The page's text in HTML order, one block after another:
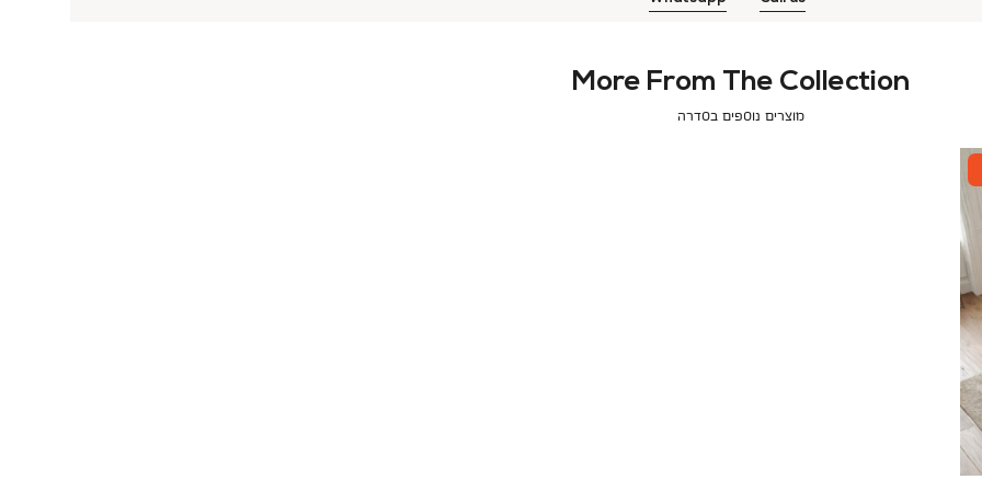
More From The Collection
מוצרים נוספים בסדרה